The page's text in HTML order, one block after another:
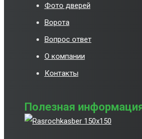
Фото дверей
Ворота
Вопрос ответ
О компании
Контакты
Полезная